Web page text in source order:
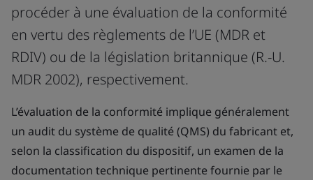
procéder à une évaluation de la conformité
en vertu des règlements de l’UE (MDR et
RDIV) ou de la législation britannique (R.-U.
MDR 2002), respectivement.
L’évaluation de la conformité implique généralement
un audit du système de qualité (QMS) du fabricant et,
selon la classification du dispositif, un examen de la
documentation technique pertinente fournie par le